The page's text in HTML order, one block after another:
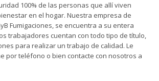
100% de las personas que allí viven
en el hogar. Nuestra empresa de
Fumigaciones, se encuentra a su entera
trabajadores cuentan con todo tipo de título,
para realizar un trabajo de calidad. Le
por teléfono o bien contacte con nosotros a